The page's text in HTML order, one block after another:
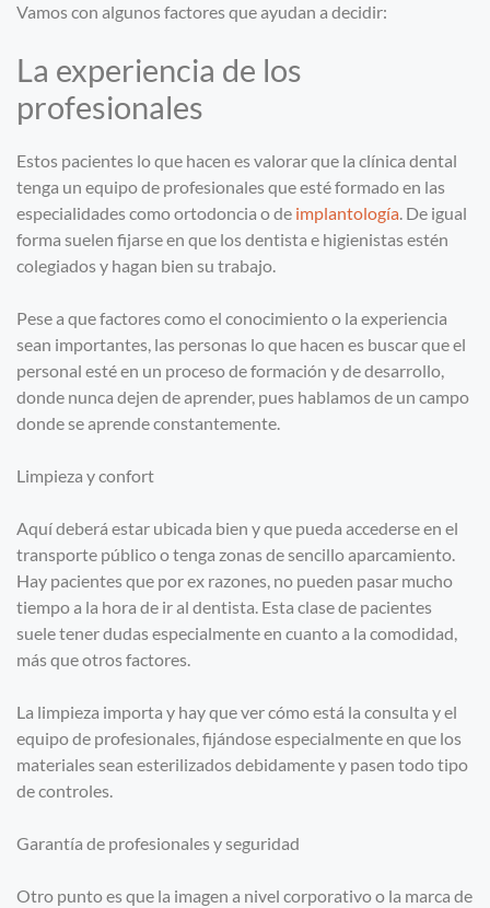
Vamos con algunos factores que ayudan a decidir:
La experiencia de los
profesionales
Estos pacientes lo que hacen es valorar que la clínica dental
tenga un equipo de profesionales que esté formado en las
especialidades como ortodoncia o de implantología. De igual
forma suelen fijarse en que los dentista e higienistas estén
colegiados y hagan bien su trabajo.
Pese a que factores como el conocimiento o la experiencia
sean importantes, las personas lo que hacen es buscar que el
personal esté en un proceso de formación y de desarrollo,
donde nunca dejen de aprender, pues hablamos de un campo
donde se aprende constantemente.
Limpieza y confort
Aquí deberá estar ubicada bien y que pueda accederse en el
transporte público o tenga zonas de sencillo aparcamiento.
Hay pacientes que por ex razones, no pueden pasar mucho
tiempo a la hora de ir al dentista. Esta clase de pacientes
suele tener dudas especialmente en cuanto a la comodidad,
más que otros factores.
La limpieza importa y hay que ver cómo está la consulta y el
equipo de profesionales, fijándose especialmente en que los
materiales sean esterilizados debidamente y pasen todo tipo
de controles.
Garantía de profesionales y seguridad
Otro punto es que la imagen a nivel corporativo o la marca de